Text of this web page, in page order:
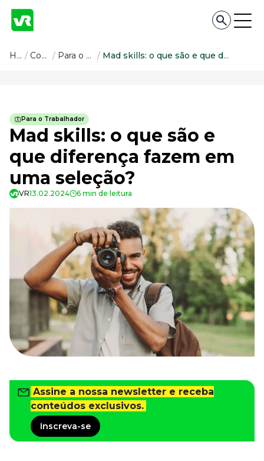
Conteúdo
Todas as categorias
Confira nossos conteúdos
Empreendedorismo
Impulsione o seu negócio
Legislação
Fique por dentro da lei
Aprimore a cultura organizacional
Educação Financeira
Saiba como gerenciar o seu dinheiro
Para o Trabalhador
Tudo para facilitar a rotina
Imprensa
VR na Imprensa
Cursos
Cursos
Todos os Cursos
Explore o nosso acervo
Departamento Pessoal
Para simplificar os processos
Gestão de Empresas e Negócios
Home / Conteúdo / Para o Trabalhador / Mad skills: o que são e que diferença fazem em uma seleção?
Para o Trabalhador
Mad skills: o que são e
que diferença fazem em
uma seleção?
VR13.02.2024 6 min de leitura
Assine a nossa newsletter e receba
conteúdos exclusivos.
Inscreva-se